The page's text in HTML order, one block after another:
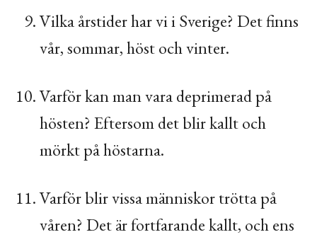
Vilka årstider har vi i Sverige? Det finns
vår, sommar, höst och vinter.
Varför kan man vara deprimerad på
hösten? Eftersom det blir kallt och
mörkt på höstarna.
Varför blir vissa människor trötta på
våren? Det är fortfarande kallt, och ens